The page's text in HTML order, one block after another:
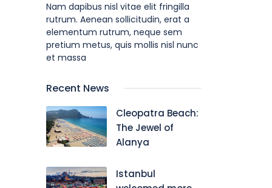
Nam dapibus nisl vitae elit fringilla
rutrum. Aenean sollicitudin, erat a
elementum rutrum, neque sem
pretium metus, quis mollis nisl nunc
et massa
Recent News
Cleopatra Beach:
The Jewel of
Alanya
Istanbul